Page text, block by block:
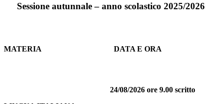
Sessione autunnale – anno scolastico 2025/2026
MATERIA DATA E ORA
24/08/2026 ore 9.00 scritto